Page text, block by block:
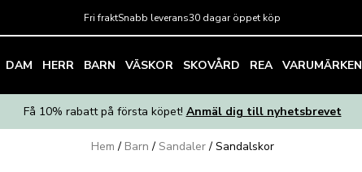
Fri fraktSnabb leverans30 dagar öppet köp
DAM HERR BARN VÄSKOR SKOVÅRD REA VARUMÄRKEN
Få 10% rabatt på första köpet! Anmäl dig till nyhetsbrevet
Hem / Barn / Sandaler / Sandalskor